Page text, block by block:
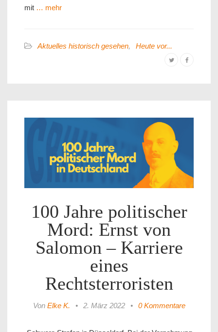
mit … mehr
Aktuelles historisch gesehen, Heute vor...
100 Jahre politischer
Mord: Ernst von
Salomon – Karriere
eines
Rechtsterroristen
Von Elke K. • 2. März 2022 • 0 Kommentare